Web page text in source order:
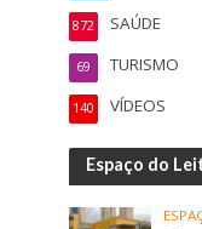
SAÚDE
872
TURISMO
69
VÍDEOS
140
Espaço do